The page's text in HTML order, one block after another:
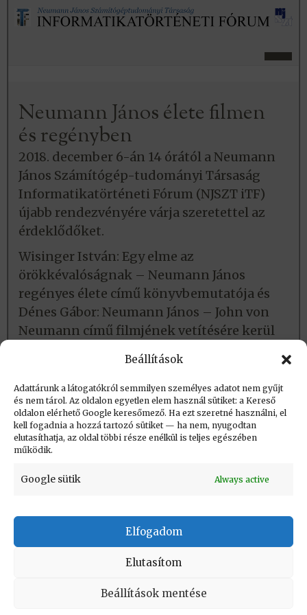
Beállítások
Adattárunk a látogatókról semmilyen személyes adatot nem gyűjt
és nem tárol. Az oldalon egyetlen elem használ sütiket: a Kereső
oldalon elérhető Google keresőmező. Ha ezt szeretné használni, el
kell fogadnia a hozzá tartozó sütiket — ha nem, nyugodtan
elutasíthatja, az oldal többi része enélkül is teljes egészében
működik.
Google sütik Always active
Elfogadom
Elutasítom
Beállítások mentése
Neumann János élete filmen
és regényben
2018. december 6-án 14 órától a Neumann
János Számítógép-tudományi Társaság
Informatikatörténeti Fórum (NJSZT iTF)
újabb rendezvényére várja szeretettel az
érdeklődőket.
Wisinger István: Egy elme az
örökkévalóságnak – Neumann János
regényes élete című könyvbemutatója és
Dénes Gábor: Neumann János – John von
Neumann című filmjének vetítésére kerül
Létrehozva: 2018.11.06. 09:09
Utolsó módosítás: 2018.11.06. 12:59
Impresszum
Adatvédelmi tájékoztató
Vissza a lap tetejére